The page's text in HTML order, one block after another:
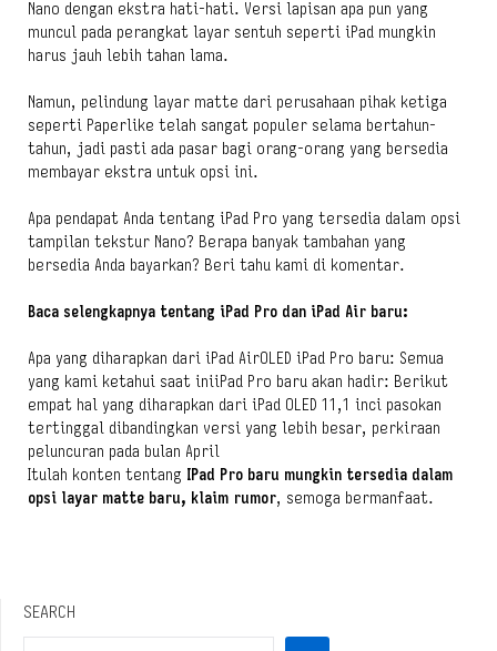
Nano dengan ekstra hati-hati. Versi lapisan apa pun yang
muncul pada perangkat layar sentuh seperti iPad mungkin
harus jauh lebih tahan lama.
Namun, pelindung layar matte dari perusahaan pihak ketiga
seperti Paperlike telah sangat populer selama bertahun-
tahun, jadi pasti ada pasar bagi orang-orang yang bersedia
membayar ekstra untuk opsi ini.
Apa pendapat Anda tentang iPad Pro yang tersedia dalam opsi
tampilan tekstur Nano? Berapa banyak tambahan yang
bersedia Anda bayarkan? Beri tahu kami di komentar.
Baca selengkapnya tentang iPad Pro dan iPad Air baru:
Apa yang diharapkan dari iPad AirOLED iPad Pro baru: Semua
yang kami ketahui saat iniiPad Pro baru akan hadir: Berikut
empat hal yang diharapkan dari iPad OLED 11,1 inci pasokan
tertinggal dibandingkan versi yang lebih besar, perkiraan
peluncuran pada bulan April
Itulah konten tentang IPad Pro baru mungkin tersedia dalam
opsi layar matte baru, klaim rumor, semoga bermanfaat.
SEARCH